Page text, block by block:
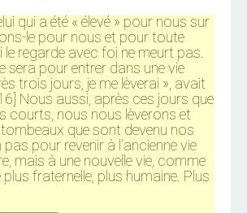
qui a été « élevé » pour nous sur
le pour nous et pour toute
le regarde avec foi ne meurt pas.
sera pour entrer dans une vie
trois jours, je me lèverai », avait
Nous aussi, après ces jours que
courts, nous nous lèverons et
que sont devenu nos
pour revenir à l’ancienne vie
mais à une nouvelle vie, comme
plus fraternelle, plus humaine. Plus